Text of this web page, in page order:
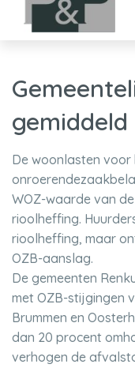
De woonlasten voor
WOZ-waarde van
rioolheffing.
rioolheffing, maar
OZB-aanslag.
De gemeenten
met OZB-stijgingen
Brummen en
dan 20 procent
verhogen de